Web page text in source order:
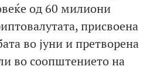
од 60 милиони
присвоена
во јуни и претворена
во соопштението на